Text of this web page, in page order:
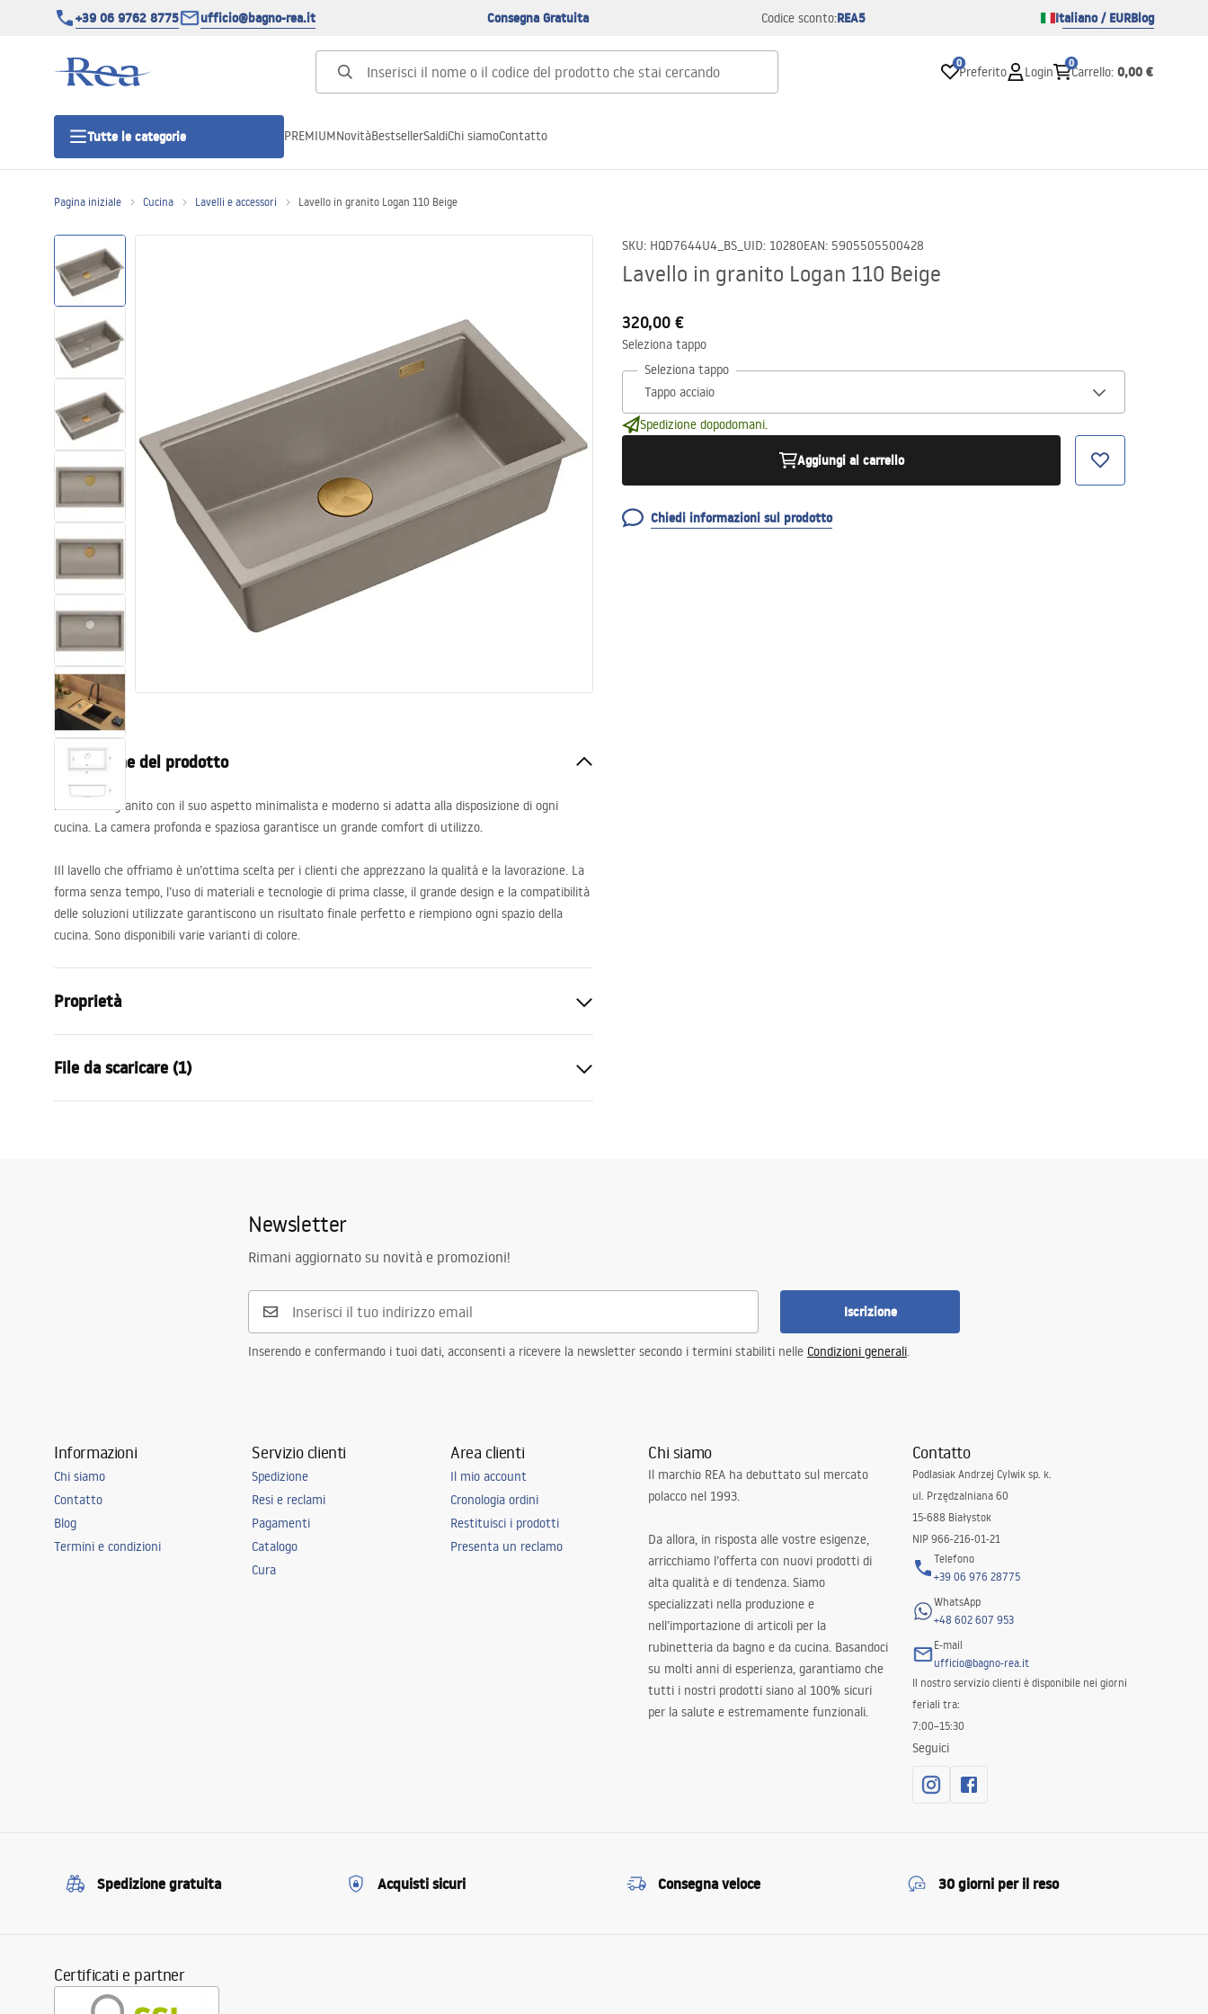
+39 06 9762 8775 ufficio@bagno-rea.it Consegna Gratuita Codice sconto:REA5 Italiano / EURBlog
0
Preferito Login
0
Carrello: 0,00 €
Tutte le categorie
Porte doccia
Piatti doccia da bagno
Canaline di scarico
Set di vaso WC e bidet
Lavabi
Vasche da bagno e schermi vasca
Rubinetti da bagno
Cucina
Accessori e mobili da bagno
PREMIUMNovitàBestsellerSaldiChi siamoContatto
Pagina iniziale Cucina Lavelli e accessori Lavello in granito Logan 110 Beige
SKU: HQD7644U4_BS_UID: 10280EAN: 5905505500428
Lavello in granito Logan 110 Beige
320,00 €
Seleziona tappo
Seleziona tappo
Spedizione dopodomani.
Aggiungi al carrello
Chiedi informazioni sul prodotto
Descrizione del prodotto
Il lavello in granito con il suo aspetto minimalista e moderno si adatta alla disposizione di ogni
cucina. La camera profonda e spaziosa garantisce un grande comfort di utilizzo.
IIl lavello che offriamo è un’ottima scelta per i clienti che apprezzano la qualità e la lavorazione. La
forma senza tempo, l’uso di materiali e tecnologie di prima classe, il grande design e la compatibilità
delle soluzioni utilizzate garantiscono un risultato finale perfetto e riempiono ogni spazio della
cucina. Sono disponibili varie varianti di colore.
Proprietà
Larghezza del lavandino
La profondità del contenitore del lavandino
235mm
guarnizione, sifone con filtro, ganci di
da cucina, con la possibilità di collegare una
lavastoviglie
File da scaricare (1)
Newsletter
Rimani aggiornato su novità e promozioni!
Iscrizione
Inserendo e confermando i tuoi dati, acconsenti a ricevere la newsletter secondo i termini stabiliti nelle Condizioni generali.
Informazioni
Chi siamo
Contatto
Blog
Termini e condizioni
Servizio clienti
Spedizione
Resi e reclami
Pagamenti
Catalogo
Cura
Area clienti
Il mio account
Cronologia ordini
Restituisci i prodotti
Presenta un reclamo
Chi siamo
Il marchio REA ha debuttato sul mercato
polacco nel 1993.
Da allora, in risposta alle vostre esigenze,
arricchiamo l’offerta con nuovi prodotti di
alta qualità e di tendenza. Siamo
specializzati nella produzione e
nell’importazione di articoli per la
rubinetteria da bagno e da cucina. Basandoci
su molti anni di esperienza, garantiamo che
tutti i nostri prodotti siano al 100% sicuri
per la salute e estremamente funzionali.
Contatto
Podlasiak Andrzej Cylwik sp. k.
ul. Przędzalniana 60
15-688 Białystok
NIP 966-216-01-21
Telefono
+39 06 976 28775
WhatsApp
+48 602 607 953
E-mail
ufficio@bagno-rea.it
Il nostro servizio clienti è disponibile nei giorni
feriali tra:
7:00–15:30
Seguici
Spedizione gratuita Acquisti sicuri Consegna veloce 30 giorni per il reso
Certificati e partner